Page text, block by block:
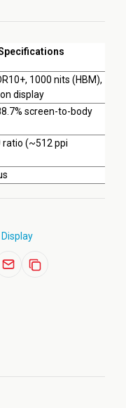
1000 nits (HBM),
display
screen-to-body
ratio (~512 ppi